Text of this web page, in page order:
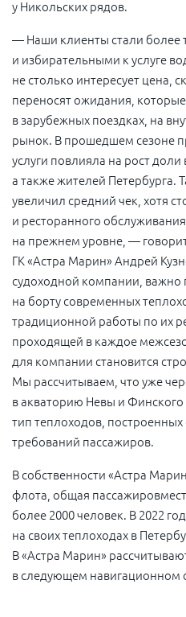
у Никольских рядов.
— Наши клиенты стали более
и избирательными к услуге
не столько интересует цена,
переносят ожидания,
в зарубежных поездках, на
рынок. В прошедшем сезоне
услуги повлияла на рост
а также жителей Петербурга.
увеличил средний чек, хотя
и ресторанного
на прежнем уровне, —
ГК «Астра Марин» Андрей
судоходной компании, важно
на борту современных
традиционной работы по их
проходящей в каждое
для компании становится
Мы рассчитываем, что уже
в акваторию Невы и
тип теплоходов,
требований пассажиров.
В собственности «Астра
флота, общая
более 2000 человек. В 2022
на своих теплоходах в
В «Астра Марин»
в следующем навигационном